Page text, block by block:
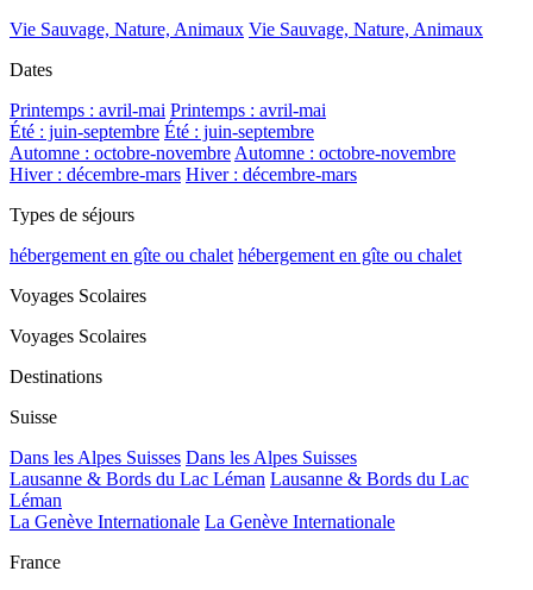
Vie Sauvage, Nature, Animaux Vie Sauvage, Nature, Animaux
Dates
Printemps : avril-mai Printemps : avril-mai
Été : juin-septembre Été : juin-septembre
Automne : octobre-novembre Automne : octobre-novembre
Hiver : décembre-mars Hiver : décembre-mars
Types de séjours
hébergement en gîte ou chalet hébergement en gîte ou chalet
Voyages Scolaires
Voyages Scolaires
Destinations
Suisse
Dans les Alpes Suisses Dans les Alpes Suisses
Lausanne & Bords du Lac Léman Lausanne & Bords du Lac
Léman
La Genève Internationale La Genève Internationale
France